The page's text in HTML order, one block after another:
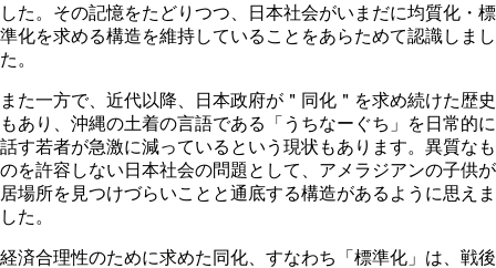
した。その記憶をたどりつつ、日本社会がいまだに均質化・標
準化を求める構造を維持していることをあらためて認識しまし
た。
また一方で、近代以降、日本政府が＂同化＂を求め続けた歴史
もあり、沖縄の土着の言語である「うちなーぐち」を日常的に
話す若者が急激に減っているという現状もあります。異質なも
のを許容しない日本社会の問題として、アメラジアンの子供が
居場所を見つけづらいことと通底する構造があるように思えま
した。
経済合理性のために求めた同化、すなわち「標準化」は、戦後